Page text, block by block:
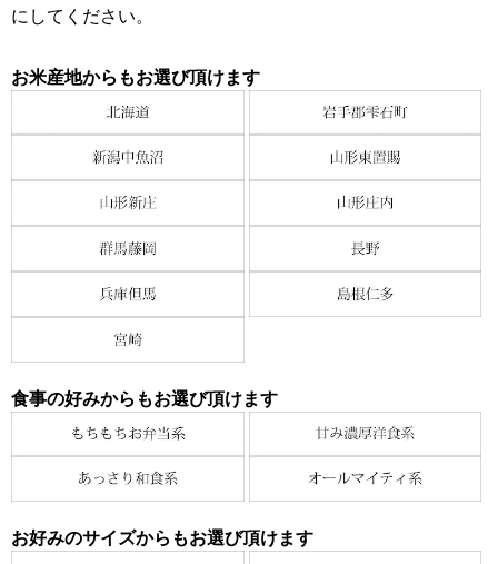
にしてください。
お米産地からもお選び頂けます
食事の好みからもお選び頂けます
お好みのサイズからもお選び頂けます